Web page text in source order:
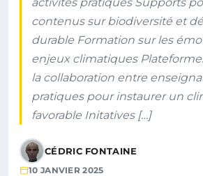
contenus sur biodiversité et
durable Formation sur les
enjeux climatiques
la collaboration entre
pratiques pour instaurer un
favorable Initatives […]
CÉDRIC FONTAINE
10 JANVIER 2025